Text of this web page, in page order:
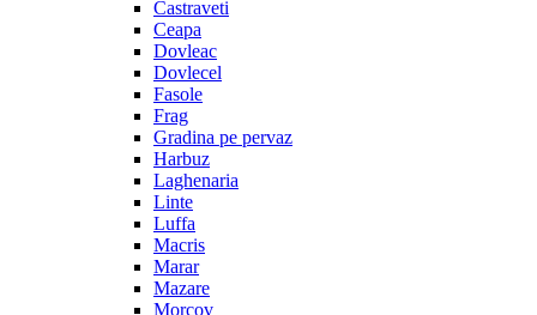
Castraveti
Ceapa
Dovleac
Dovlecel
Fasole
Frag
Gradina pe pervaz
Harbuz
Laghenaria
Linte
Luffa
Macris
Marar
Mazare
Morcov